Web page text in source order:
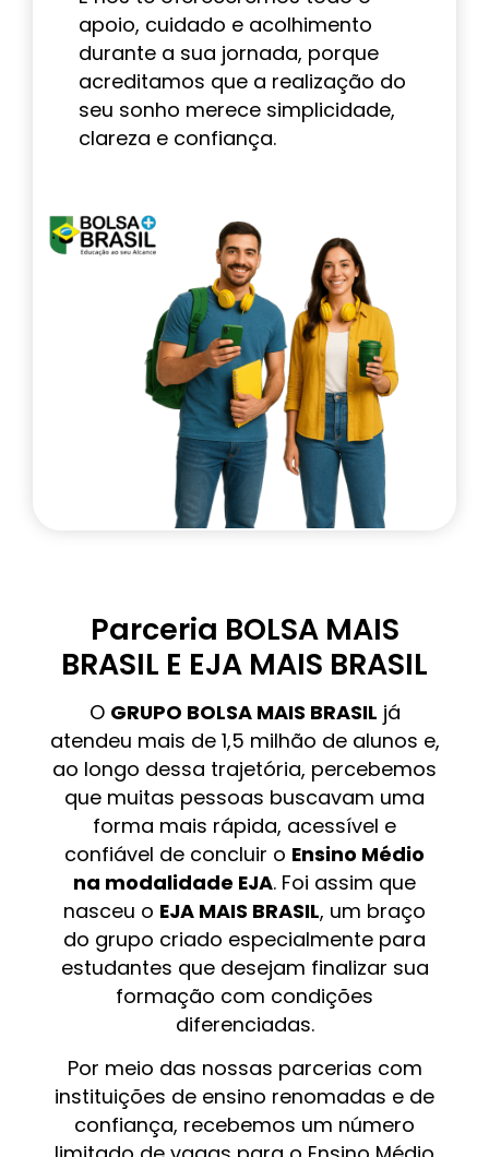
apoio, cuidado e acolhimento
durante a sua jornada, porque
acreditamos que a realização do
seu sonho merece simplicidade,
clareza e confiança.
Parceria BOLSA MAIS
BRASIL E EJA MAIS BRASIL
O GRUPO BOLSA MAIS BRASIL já
atendeu mais de 1,5 milhão de alunos e,
ao longo dessa trajetória, percebemos
que muitas pessoas buscavam uma
forma mais rápida, acessível e
confiável de concluir o Ensino Médio
na modalidade EJA. Foi assim que
nasceu o EJA MAIS BRASIL, um braço
do grupo criado especialmente para
estudantes que desejam finalizar sua
formação com condições
diferenciadas.
Por meio das nossas parcerias com
instituições de ensino renomadas e de
confiança, recebemos um número